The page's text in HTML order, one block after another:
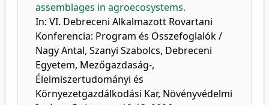
assemblages in agroecosystems.
In: VI. Debreceni Alkalmazott Rovartani
Konferencia: Program és Összefoglalók /
Nagy Antal, Szanyi Szabolcs, Debreceni
Egyetem, Mezőgazdaság-,
Élelmiszertudományi és
Környezetgazdálkodási Kar, Növényvédelmi